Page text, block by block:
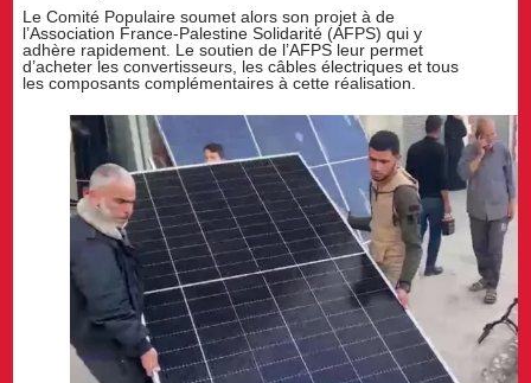
Le Comité Populaire soumet alors son projet à de
l’Association France-Palestine Solidarité (AFPS) qui y
adhère rapidement. Le soutien de l’AFPS leur permet
d’acheter les convertisseurs, les câbles électriques et tous
les composants complémentaires à cette réalisation.